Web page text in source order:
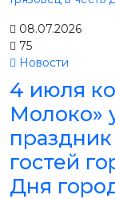
08.07.2026
75
Новости
4 июля
Молоко»
гостей
Дня